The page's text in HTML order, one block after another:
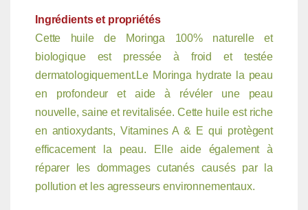
Ingrédients et propriétés
Cette huile de Moringa 100% naturelle et
biologique est pressée à froid et testée
dermatologiquement.Le Moringa hydrate la peau
en profondeur et aide à révéler une peau
nouvelle, saine et revitalisée. Cette huile est riche
en antioxydants, Vitamines A & E qui protègent
efficacement la peau. Elle aide également à
réparer les dommages cutanés causés par la
pollution et les agresseurs environnementaux.